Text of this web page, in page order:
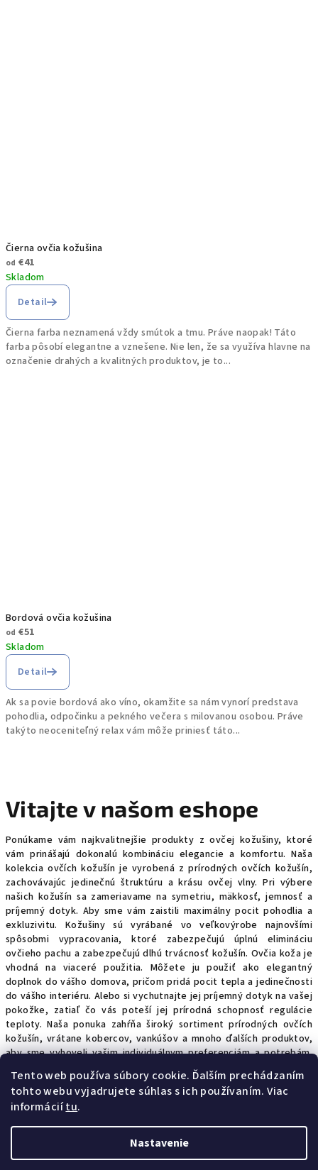
Tento web používa súbory cookie. Ďalším prechádzaním
tohto webu vyjadrujete súhlas s ich používaním. Viac
informáciítu.
Nastavenie
Čierna ovčia kožušina
od €41
Skladom
Detail
Čierna farba neznamená vždy smútok a tmu. Práve naopak! Táto
farba pôsobí elegantne a vznešene. Nie len, že sa využíva hlavne na
označenie drahých a kvalitných produktov, je to...
Bordová ovčia kožušina
od €51
Skladom
Detail
Ak sa povie bordová ako víno, okamžite sa nám vynorí predstava
pohodlia, odpočinku a pekného večera s milovanou osobou. Práve
takýto neoceniteľný relax vám môže priniesť táto...
Vitajte v našom eshope
Ponúkame vám najkvalitnejšie produkty z ovčej kožušiny, ktoré
vám prinášajú dokonalú kombináciu elegancie a komfortu. Naša
kolekcia ovčích kožušín je vyrobená z prírodných ovčích kožušín,
zachovávajúc jedinečnú štruktúru a krásu ovčej vlny. Pri výbere
našich kožušín sa zameriavame na symetriu, mäkkosť, jemnosť a
príjemný dotyk. Aby sme vám zaistili maximálny pocit pohodlia a
exkluzivitu. Kožušiny sú vyrábané vo veľkovýrobe najnovšími
spôsobmi vypracovania, ktoré zabezpečujú úplnú elimináciu
ovčieho pachu a zabezpečujú dlhú trvácnosť kožušín. Ovčia koža je
vhodná na viaceré použitia. Môžete ju použiť ako elegantný
doplnok do vášho domova, pričom pridá pocit tepla a jedinečnosti
do vášho interiéru. Alebo si vychutnajte jej príjemný dotyk na vašej
pokožke, zatiaľ čo vás poteší jej prírodná schopnosť regulácie
teploty. Naša ponuka zahŕňa široký sortiment prírodných ovčích
kožušín, vrátane kobercov, vankúšov a mnoho ďalších produktov,
aby sme vyhoveli vašim individuálnym preferenciám a potrebám.
Každý kúsok je starostlivo vyrobený, aby ste dostali len to
najlepšie. Nakupovanie u nás je jednoduché a bezstarostné, s
rýchlym dodaním priamo k vám domov. Urobte si radosť a vyberte
si jedinečný kúsok ovčej kožušiny, ktorý vám prinesie útulie a
komfort každý deň.